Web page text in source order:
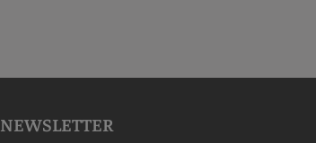
NEWSLETTER